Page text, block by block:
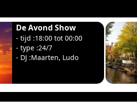
De Avond Show
- tijd :18:00 tot 00:00
- type :24/7
- DJ :Maarten, Ludo